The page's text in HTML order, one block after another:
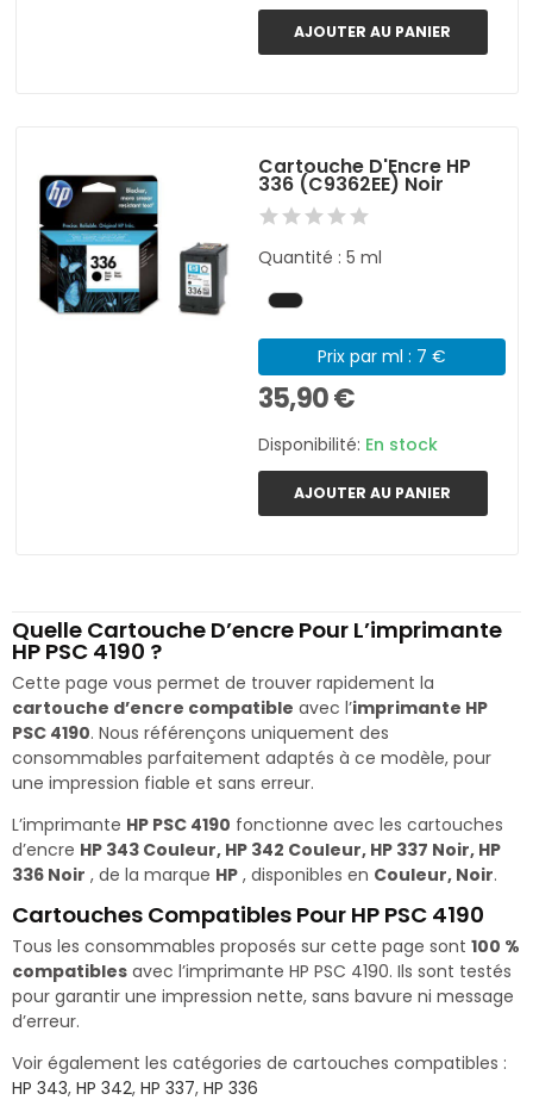
AJOUTER AU PANIER
Cartouche D'Encre HP
336 (C9362EE) Noir
Quantité : 5 ml
Prix par ml : 7 €
35,90 €
Disponibilité: En stock
AJOUTER AU PANIER
Quelle Cartouche D’encre Pour L’imprimante
HP PSC 4190 ?
Cette page vous permet de trouver rapidement la
cartouche d’encre compatible avec l’imprimante HP
PSC 4190. Nous référençons uniquement des
consommables parfaitement adaptés à ce modèle, pour
une impression fiable et sans erreur.
L’imprimante HP PSC 4190 fonctionne avec les cartouches
d’encre HP 343 Couleur, HP 342 Couleur, HP 337 Noir, HP
336 Noir , de la marque HP , disponibles en Couleur, Noir.
Cartouches Compatibles Pour HP PSC 4190
Tous les consommables proposés sur cette page sont 100 %
compatibles avec l’imprimante HP PSC 4190. Ils sont testés
pour garantir une impression nette, sans bavure ni message
d’erreur.
Voir également les catégories de cartouches compatibles :
HP 343, HP 342, HP 337, HP 336